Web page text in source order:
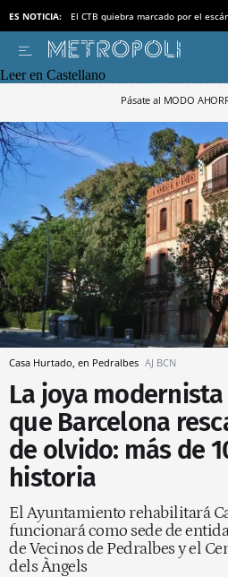
ES NOTICIA: El CTB quiebra marcado por el
Leer en Castellano
Pásate al MODO
Casa Hurtado, en Pedralbes AJ BCN
La joya
que Barcelona
de olvido: más de
historia
El Ayuntamiento rehabilitará
funcionará como sede de
de Vecinos de Pedralbes y el
dels Àngels